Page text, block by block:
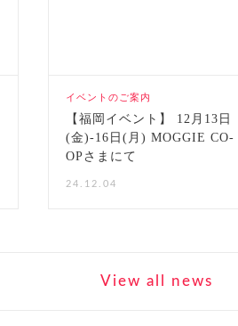
イベントのご案内
【福岡イベント】 12月13日
(金)-16日(月) MOGGIE CO-
OPさまにて
24.12.04
View all news